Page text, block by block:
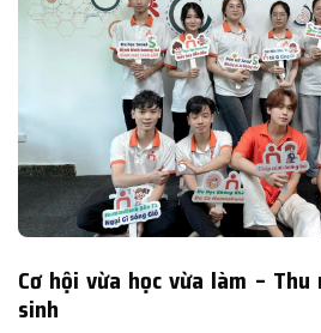
Cơ hội vừa học vừa làm – Thu
sinh